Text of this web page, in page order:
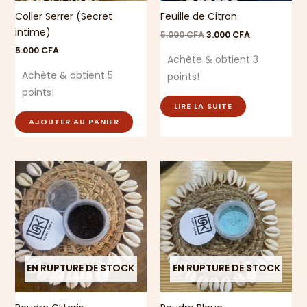
Coller Serrer (Secret
intime)
5.000 CFA
Achète & obtient 5
points!
AJOUTER AU PANIER
Feuille de Citron
5.000CFA3.000 CFA
Achète & obtient 3
points!
LIRE LA SUITE
EN RUPTURE DE STOCK EN RUPTURE DE STOCK